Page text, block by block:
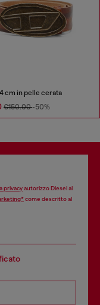
cm in pelle cerata
€150.00-50%
privacyautorizzo Diesel al
come descritto al